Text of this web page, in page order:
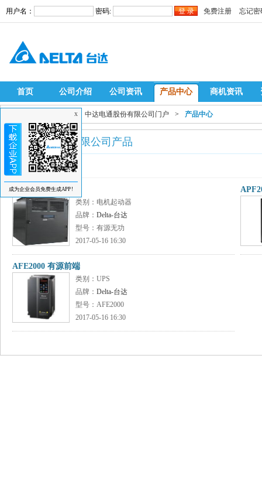
用户名： 密码: 免费注册 忘记密
首页 公司介绍 公司资讯 产品中心 商机资讯
> 中达电通股份有限公司门户 > 产品中心
中达电通股份有限公司产品
最新产品列表
SVG2000系列
类别：电机起动器
品牌： Delta-台达
型号：有源无功
2017-05-16 16:30
AFE2000 有源前端
类别：UPS
品牌： Delta-台达
型号：AFE2000
2017-05-16 16:30
X
成为企业会员免费生成APP!